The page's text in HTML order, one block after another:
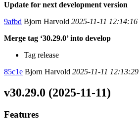
Update for next development version
9afbd Bjorn Harvold 2025-11-11 12:14:16
Merge tag ‘30.29.0’ into develop
Tag release
85c1e Bjorn Harvold 2025-11-11 12:13:29
v30.29.0 (2025-11-11)
Features